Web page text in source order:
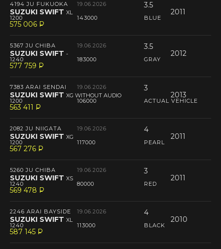
4194 JU FUKUOKA 19.06.2026 3.5
SUZUKI SWIFT XL 2011
1200 143000 BLUE
575 006 P
--
5367 JU CHIBA 19.06.2026 3.5
SUZUKI SWIFT - 2012
1240 183000 GRAY
577 759 P
--
7383 ARAI SENDAI 19.06.2026 3
SUZUKI SWIFT XG WITHOUT AUDIO 2013
1200 106000 ACTUAL VEHICLE
563 411 P
--
2082 JU NIIGATA 19.06.2026 4
SUZUKI SWIFT XG 2011
1200 117000 PEARL
567 276 P
--
5260 JU CHIBA 19.06.2026 3
SUZUKI SWIFT XS 2011
1240 80000 RED
569 478 P
--
2246 ARAI BAYSIDE 19.06.2026 4
SUZUKI SWIFT XL 2010
1240 113000 BLACK
587 145 P
--